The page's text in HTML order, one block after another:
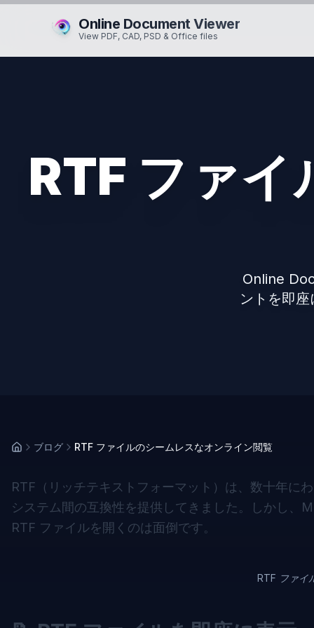
Online Document Viewer
View PDF, CAD, PSD & Office files
RTF ファ
Online
ントを即
ブログ RTF ファイルのシームレスなオンライン閲覧
RTF（リッチテキストフォーマット）は、数十年に
システム間の互換性を提供してきました。しかし
RTF ファイルを開くのは面倒です。
RTF ファイ